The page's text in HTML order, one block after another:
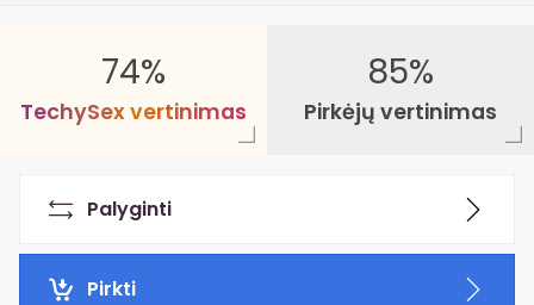
74%
TechySex vertinimas
85%
Pirkėjų vertinimas
Palyginti
Pirkti